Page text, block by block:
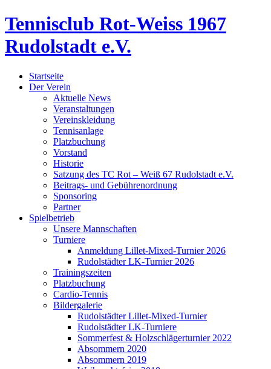
Tennisclub Rot-Weiss 1967
Rudolstadt e.V.
Startseite
Der Verein
Aktuelle News
Veranstaltungen
Vereinskleidung
Tennisanlage
Platzbuchung
Vorstand
Historie
Satzung des TC Rot – Weiß 67 Rudolstadt e.V.
Beitrags- und Gebührenordnung
Sponsoring
Partner
Spielbetrieb
Unsere Mannschaften
Turniere
Anmeldung Lillet-Mixed-Turnier 2026
Rudolstädter LK-Turnier 2026
Trainingszeiten
Platzbuchung
Cardio-Tennis
Bildergalerie
Rudolstädter Lillet-Mixed-Turnier
Rudolstädter LK-Turniere
Sommerfest & Holzschlägerturnier 2022
Absommern 2020
Absommern 2019